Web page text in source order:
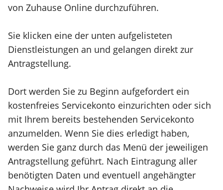
von Zuhause Online durchzuführen.
Sie klicken eine der unten aufgelisteten
Dienstleistungen an und gelangen direkt zur
Antragstellung.
Dort werden Sie zu Beginn aufgefordert ein
kostenfreies Servicekonto einzurichten oder sich
mit Ihrem bereits bestehenden Servicekonto
anzumelden. Wenn Sie dies erledigt haben,
werden Sie ganz durch das Menü der jeweiligen
Antragstellung geführt. Nach Eintragung aller
benötigten Daten und eventuell angehängter